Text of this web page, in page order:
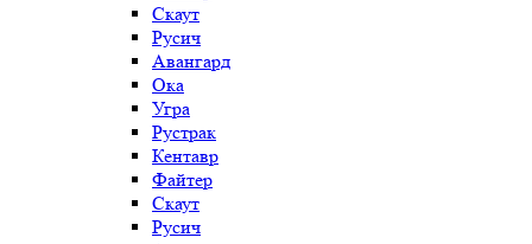
Скаут
Русич
Авангард
Ока
Угра
Рустрак
Кентавр
Файтер
Скаут
Русич